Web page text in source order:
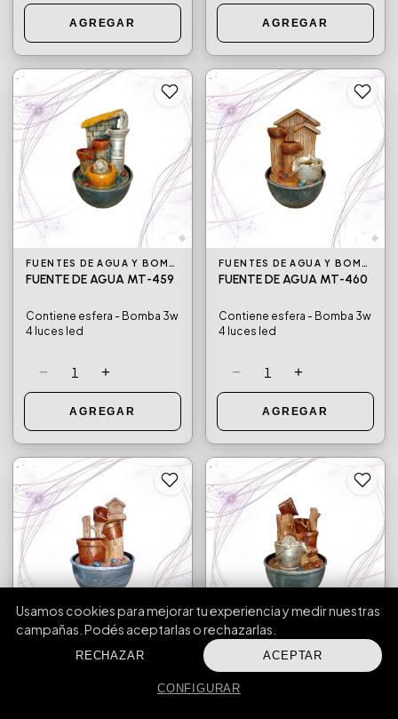
AGREGAR AGREGAR
FUENTES DE AGUA Y BOMBAS DE AGUA
FUENTE DE AGUA MT-459
Contiene esfera - Bomba 3w
4 luces led
− 1 +
AGREGAR
FUENTES DE AGUA Y BOMBAS DE AGUA
FUENTE DE AGUA MT-460
Contiene esfera - Bomba 3w
4 luces led
− 1 +
AGREGAR
FUENTE DE AGUA MT-462
Usamos cookies para mejorar tu experiencia y medir nuestras
campañas. Podés aceptarlas o rechazarlas.
CONFIGURAR
RECHAZAR ACEPTAR